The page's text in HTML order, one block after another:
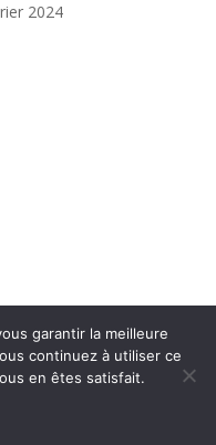
2024
garantir la meilleure
continuez à utiliser ce
en êtes satisfait.